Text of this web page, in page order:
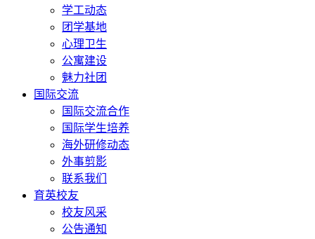
学工动态
团学基地
心理卫生
公寓建设
魅力社团
国际交流
国际交流合作
国际学生培养
海外研修动态
外事剪影
联系我们
育英校友
校友风采
公告通知